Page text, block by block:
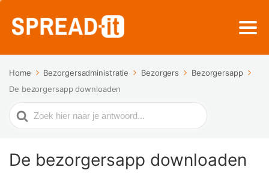
Home Bezorgersadministratie Bezorgers
Bezorgersapp
De bezorgersapp downloaden
Zoek
naar
De bezorgersapp downloaden